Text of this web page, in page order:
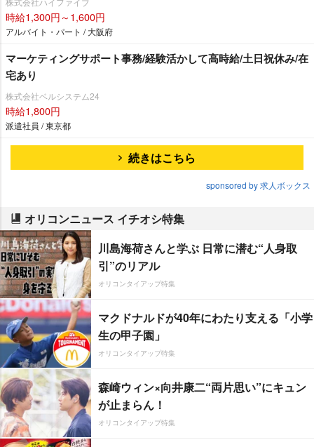
時給1,300円～1,600円
アルバイト・パート / 大阪府
マーケティングサポート事務/経験活かして高時給/土日祝休み/在
宅あり
株式会社ベルシステム24
時給1,800円
派遣社員 / 東京都
続きはこちら
sponsored by 求人ボックス
オリコンニュース イチオシ特集
川島海荷さんと学ぶ 日常に潜む“人身取
引”のリアル
オリコンタイアップ特集
マクドナルドが40年にわたり支える「小学
生の甲子園」
オリコンタイアップ特集
森崎ウィン×向井康二“両片思い”にキュン
が止まらん！
オリコンタイアップ特集